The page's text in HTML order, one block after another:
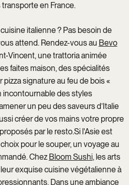
en France.
italienne ? Pas besoin de
attend. Rendez-vous au Bevo
Vincent, une trattoria animée
faites maison, des spécialités
signature au feu de bois «
incontournable des styles
un peu des saveurs d’Italie
créer de vos mains votre propre
par le resto.Si l'Asie est
pour le souper, un voyage au
Chez Bloom Sushi, les arts
exquise cuisine végétalienne à
Dans une ambiance